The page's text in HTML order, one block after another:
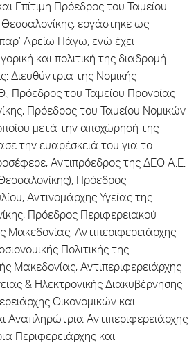
Επίτιμη Πρόεδρος του Ταμείου
εργάστηκε ως
Αρείω Πάγω, ενώ έχει
και πολιτική της διαδρομή
Διευθύντρια της Νομικής
Πρόεδρος του Ταμείου Προνοίας
Πρόεδρος του Ταμείου Νομικών
μετά την αποχώρησή της
την ευαρέσκειά του για το
Αντιπρόεδρος της ΔΕΘ Α.Ε.
Πρόεδρος
Αντινομάρχης Υγείας της
Πρόεδρος Περιφερειακού
Μακεδονίας, Αντιπεριφερειάρχης
Πολιτικής της
Μακεδονίας, Αντιπεριφερειάρχης
& Ηλεκτρονικής Διακυβέρνησης
Οικονομικών και
Αναπληρώτρια Αντιπεριφερειάρχης
Περιφερειάρχης και